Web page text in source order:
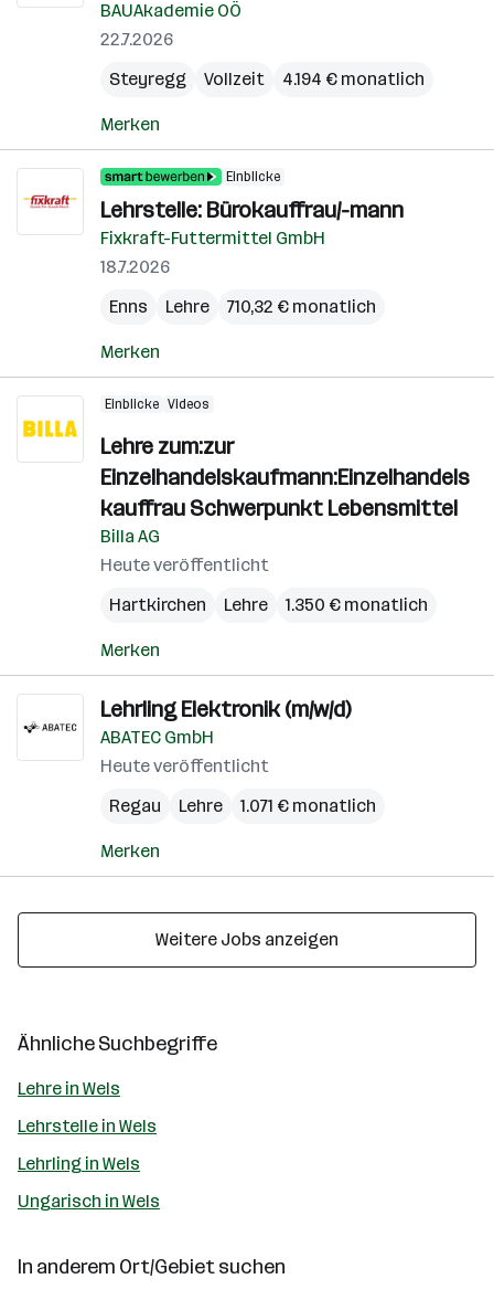
BAUAkademie OÖ
22.7.2026
Steyregg
Vollzeit 4.194 € monatlich
Merken
Einblicke
Lehrstelle: Bürokauffrau/-mann
Fixkraft-Futtermittel GmbH
18.7.2026
Enns
Lehre 710,32 € monatlich
Merken
Einblicke Videos
Lehre zum:zur
Einzelhandelskaufmann:Einzelhandels
kauffrau Schwerpunkt Lebensmittel
Billa AG
Heute veröffentlicht
Hartkirchen
Lehre 1.350 € monatlich
Merken
Lehrling Elektronik (m/w/d)
ABATEC GmbH
Heute veröffentlicht
Regau
Lehre 1.071 € monatlich
Merken
Weitere Jobs anzeigen
Ähnliche Suchbegriffe
Lehre in Wels
Lehrstelle in Wels
Lehrling in Wels
Ungarisch in Wels
In anderem Ort/Gebiet suchen